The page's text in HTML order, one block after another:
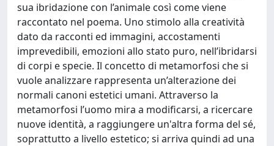
sua ibridazione con l’animale così come viene
raccontato nel poema. Uno stimolo alla creatività
dato da racconti ed immagini, accostamenti
imprevedibili, emozioni allo stato puro, nell’ibridarsi
di corpi e specie. Il concetto di metamorfosi che si
vuole analizzare rappresenta un’alterazione dei
normali canoni estetici umani. Attraverso la
metamorfosi l’uomo mira a modificarsi, a ricercare
nuove identità, a raggiungere un'altra forma del sé,
soprattutto a livello estetico; si arriva quindi ad una